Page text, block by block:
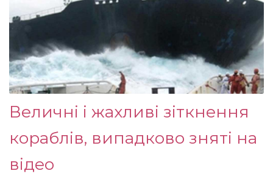
Величні і жахливі зіткнення
кораблів, випадково зняті на
відео